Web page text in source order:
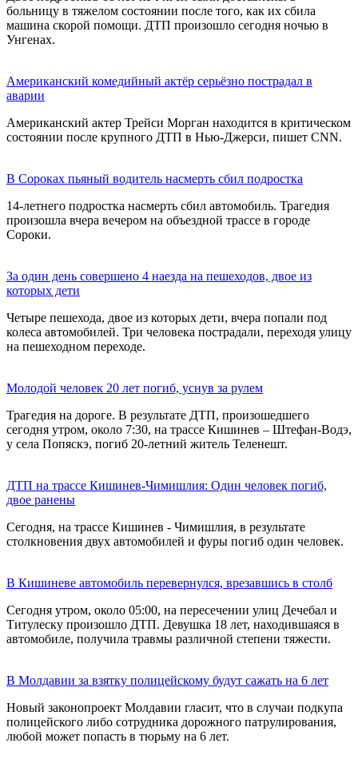
больницу в тяжелом состоянии после того, как их сбила
машина скорой помощи. ДТП произошло сегодня ночью в
Унгенах.
Американский комедийный актёр серьёзно пострадал в
аварии
Американский актер Трейси Морган находится в критическом
состоянии после крупного ДТП в Нью-Джерси, пишет CNN.
В Сороках пьяный водитель насмерть сбил подростка
14-летнего подростка насмерть сбил автомобиль. Трагедия
произошла вчера вечером на объездной трассе в городе
Сороки.
За один день совершено 4 наезда на пешеходов, двое из
которых дети
Четыре пешехода, двое из которых дети, вчера попали под
колеса автомобилей. Три человека пострадали, переходя улицу
на пешеходном переходе.
Молодой человек 20 лет погиб, уснув за рулем
Трагедия на дороге. В результате ДТП, произошедшего
сегодня утром, около 7:30, на трассе Кишинев – Штефан-Водэ,
у села Попяскэ, погиб 20-летний житель Теленешт.
ДТП на трассе Кишинев-Чимишлия: Один человек погиб,
двое ранены
Сегодня, на трассе Кишинев - Чимишлия, в результате
столкновения двух автомобилей и фуры погиб один человек.
В Кишиневе автомобиль перевернулся, врезавшись в столб
Сегодня утром, около 05:00, на пересечении улиц Дечебал и
Титулеску произошло ДТП. Девушка 18 лет, находившаяся в
автомобиле, получила травмы различной степени тяжести.
В Молдавии за взятку полицейскому будут сажать на 6 лет
Новый законопроект Молдавии гласит, что в случаи подкупа
полицейского либо сотрудника дорожного патрулирования,
любой может попасть в тюрьму на 6 лет.